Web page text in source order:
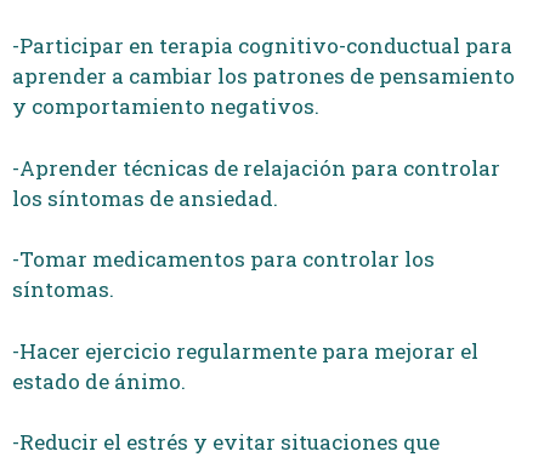
-Participar en terapia cognitivo-conductual para
aprender a cambiar los patrones de pensamiento
y comportamiento negativos.
-Aprender técnicas de relajación para controlar
los síntomas de ansiedad.
-Tomar medicamentos para controlar los
síntomas.
-Hacer ejercicio regularmente para mejorar el
estado de ánimo.
-Reducir el estrés y evitar situaciones que